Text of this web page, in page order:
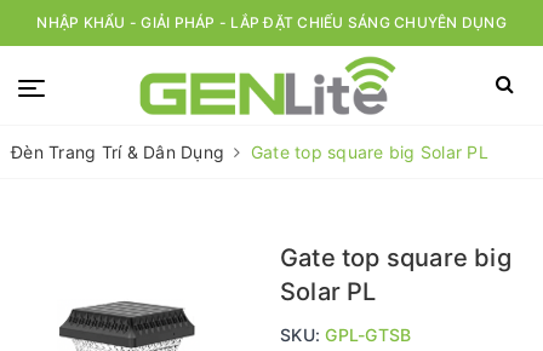
NHẬP KHẨU - GIẢI PHÁP - LẮP ĐẶT CHIẾU SÁNG CHUYÊN DỤNG
Đèn Trang Trí & Dân Dụng Gate top square big Solar PL
Gate top square big
Solar PL
SKU:GPL-GTSB